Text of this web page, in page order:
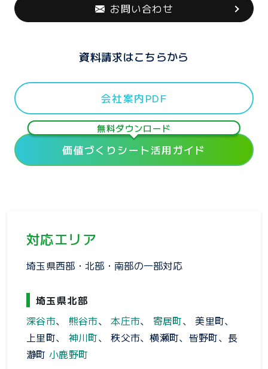
お問い合わせ
資料請求はこちらから
会社案内PDF
無料ダウンロード
価値づくりシート活用ガイド
対応エリア
埼玉県西部・北部・南部の一部対応
埼玉県北部
深谷市、 熊谷市、本庄市、 寄居町、 美里町、
上里町、 神川町、 秩父市、横瀬町、皆野町、長
瀞町 小鹿野町